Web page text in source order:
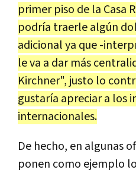
primer piso de la Casa
podría traerle algún
adicional ya que -
le va a dar más
Kirchner", justo lo
gustaría apreciar a los
internacionales.
De hecho, en algunas
ponen como ejemplo